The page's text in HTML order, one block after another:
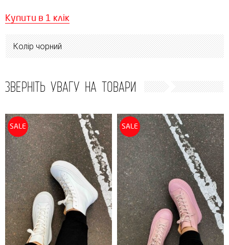
Купити в 1 клік
Колір чорний
ЗВЕРНІТЬ УВАГУ НА ТОВАРИ
SALE SALE